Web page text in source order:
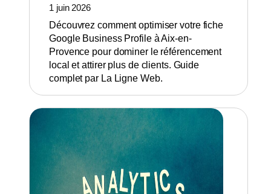
1 juin 2026
Découvrez comment optimiser votre fiche
Google Business Profile à Aix-en-
Provence pour dominer le référencement
local et attirer plus de clients. Guide
complet par La Ligne Web.